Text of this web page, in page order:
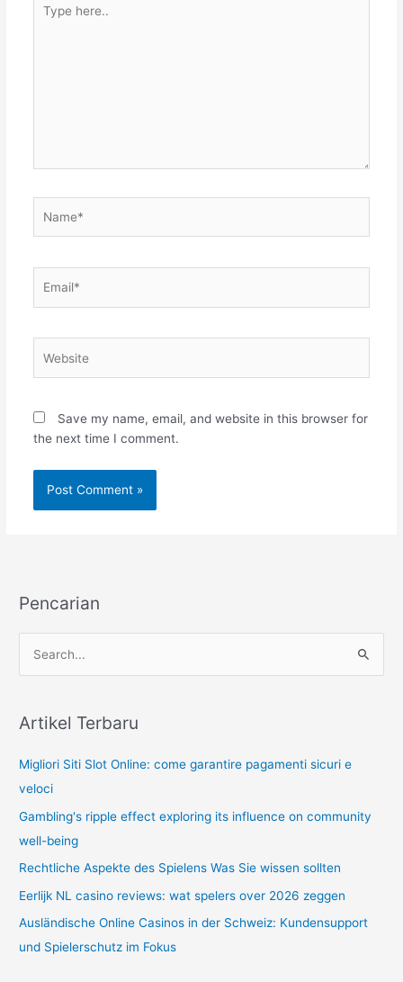
here..
Save my name, email, and website in this browser for
the next time I comment.
Pencarian
r
h
f
o
r
:
Artikel Terbaru
Migliori Siti Slot Online: come garantire pagamenti sicuri e
veloci
Gambling's ripple effect exploring its influence on community
well-being
Rechtliche Aspekte des Spielens Was Sie wissen sollten
Eerlijk NL casino reviews: wat spelers over 2026 zeggen
Ausländische Online Casinos in der Schweiz: Kundensupport
und Spielerschutz im Fokus